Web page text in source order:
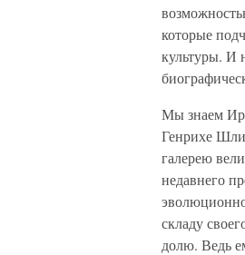
которые
культуры. И
Мы знаем
Генрихе
галерею
недавнего
складу
долю. Ведь